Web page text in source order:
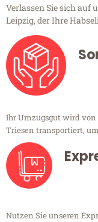
Verlassen Sie sich auf
Leipzig, der Ihre
Ihr Umzugsgut wird
Triesen transportiert,
Nutzen Sie unseren